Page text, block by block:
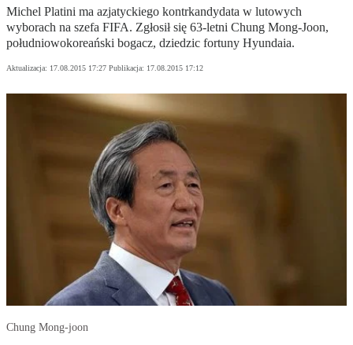
Michel Platini ma azjatyckiego kontrkandydata w lutowych
wyborach na szefa FIFA. Zgłosił się 63-letni Chung Mong-Joon,
południowokoreański bogacz, dziedzic fortuny Hyundaia.
Aktualizacja: 17.08.2015 17:27 Publikacja: 17.08.2015 17:12
Chung Mong-joon